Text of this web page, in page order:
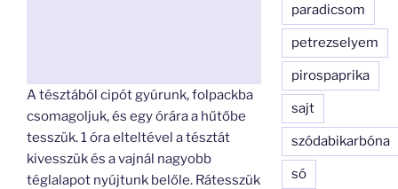
A tésztából cipót gyúrunk, folpackba
csomagoljuk, és egy órára a hűtőbe
tesszük. 1 óra elteltével a tésztát
kivesszük és a vajnál nagyobb
téglalapot nyújtunk belőle. Rátesszük
paradicsom
petrezselyem
pirospaprika
sajt
szódabikarbóna
só